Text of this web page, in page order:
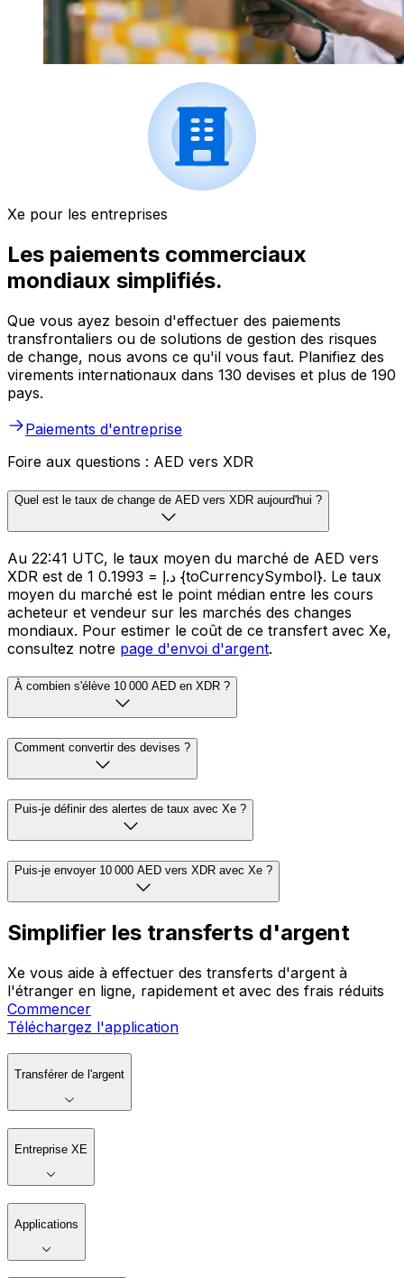
Xe pour les entreprises
Les paiements commerciaux
mondiaux simplifiés.
Que vous ayez besoin d'effectuer des paiements
transfrontaliers ou de solutions de gestion des risques
de change, nous avons ce qu'il vous faut. Planifiez des
virements internationaux dans 130 devises et plus de 190
pays.
Paiements d'entreprise
Foire aux questions : AED vers XDR
Quel est le taux de change de AED vers XDR aujourd'hui ?
Au 22:41 UTC, le taux moyen du marché de AED vers
XDR est de 1 د.إ = 0.1993 {toCurrencySymbol}. Le taux
moyen du marché est le point médian entre les cours
acheteur et vendeur sur les marchés des changes
mondiaux. Pour estimer le coût de ce transfert avec Xe,
consultez notre page d'envoi d'argent.
À combien s'élève 10 000 AED en XDR ?
Comment convertir des devises ?
Puis-je définir des alertes de taux avec Xe ?
Puis-je envoyer 10 000 AED vers XDR avec Xe ?
Simplifier les transferts d'argent
Xe vous aide à effectuer des transferts d'argent à
l'étranger en ligne, rapidement et avec des frais réduits
Commencer
Téléchargez l'application
Transférer de l'argent
Entreprise XE
Applications